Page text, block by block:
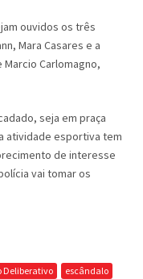
ouvidos os três
Mara Casares e a
Carlomagno,
seja em praça
atividade esportiva tem
de interesse
vai tomar os
Deliberativo
escândalo